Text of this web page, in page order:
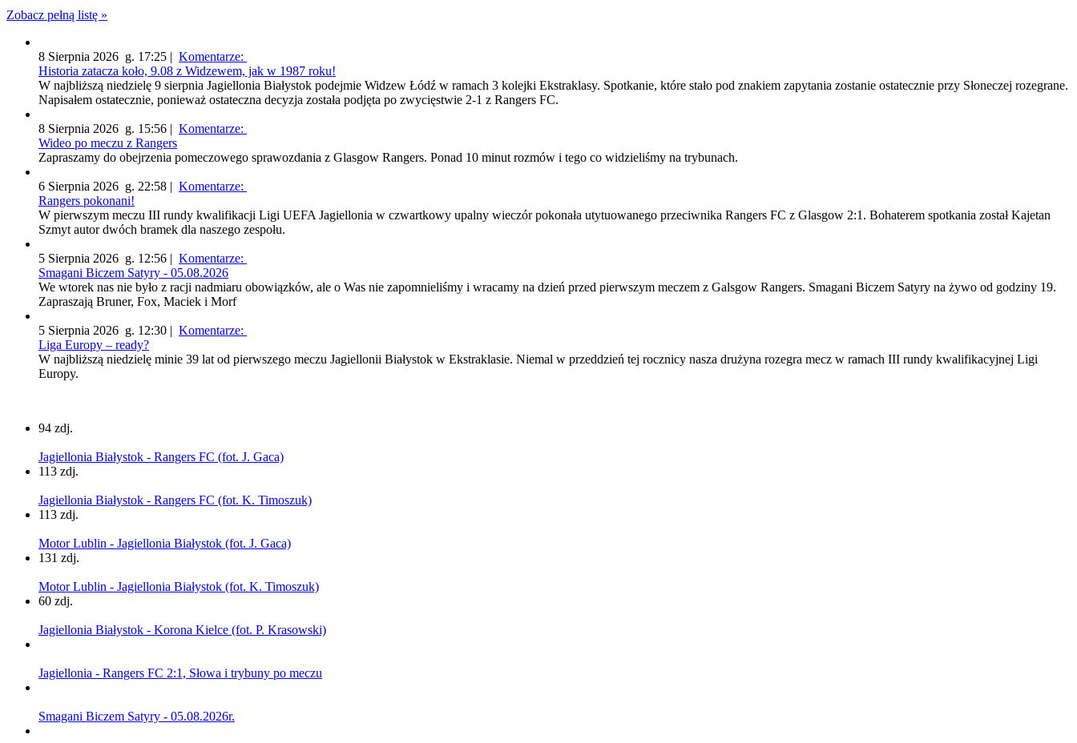
Zobacz pełną listę »
8 Sierpnia 2026 g. 17:25 | Komentarze:
Historia zatacza koło, 9.08 z Widzewem, jak w 1987 roku!
W najbliższą niedzielę 9 sierpnia Jagiellonia Białystok podejmie Widzew Łódź w ramach 3 kolejki Ekstraklasy. Spotkanie, które stało pod znakiem zapytania zostanie ostatecznie przy Słoneczej rozegrane.
Napisałem ostatecznie, ponieważ ostateczna decyzja została podjęta po zwycięstwie 2-1 z Rangers FC.
8 Sierpnia 2026 g. 15:56 | Komentarze:
Wideo po meczu z Rangers
Zapraszamy do obejrzenia pomeczowego sprawozdania z Glasgow Rangers. Ponad 10 minut rozmów i tego co widzieliśmy na trybunach.
6 Sierpnia 2026 g. 22:58 | Komentarze:
Rangers pokonani!
W pierwszym meczu III rundy kwalifikacji Ligi UEFA Jagiellonia w czwartkowy upalny wieczór pokonała utytuowanego przeciwnika Rangers FC z Glasgow 2:1. Bohaterem spotkania został Kajetan
Szmyt autor dwóch bramek dla naszego zespołu.
5 Sierpnia 2026 g. 12:56 | Komentarze:
Smagani Biczem Satyry - 05.08.2026
We wtorek nas nie było z racji nadmiaru obowiązków, ale o Was nie zapomnieliśmy i wracamy na dzień przed pierwszym meczem z Galsgow Rangers. Smagani Biczem Satyry na żywo od godziny 19.
Zapraszają Bruner, Fox, Maciek i Morf
5 Sierpnia 2026 g. 12:30 | Komentarze:
Liga Europy – ready?
W najbliższą niedzielę minie 39 lat od pierwszego meczu Jagiellonii Białystok w Ekstraklasie. Niemal w przeddzień tej rocznicy nasza drużyna rozegra mecz w ramach III rundy kwalifikacyjnej Ligi
Europy.
94 zdj.
Jagiellonia Białystok - Rangers FC (fot. J. Gaca)
113 zdj.
Jagiellonia Białystok - Rangers FC (fot. K. Timoszuk)
113 zdj.
Motor Lublin - Jagiellonia Białystok (fot. J. Gaca)
131 zdj.
Motor Lublin - Jagiellonia Białystok (fot. K. Timoszuk)
60 zdj.
Jagiellonia Białystok - Korona Kielce (fot. P. Krasowski)
Jagiellonia - Rangers FC 2:1, Słowa i trybuny po meczu
Smagani Biczem Satyry - 05.08.2026r.